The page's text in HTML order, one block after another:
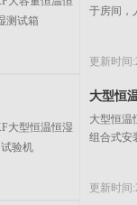
于房间，
更新时间
大型恒
大型恒温
组合式安
更新时间